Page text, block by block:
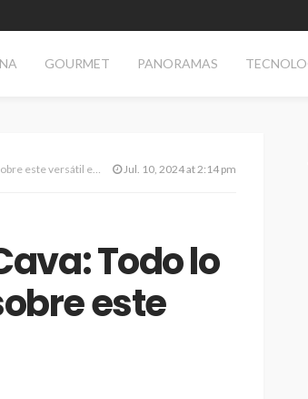
GOURMET PANORAMAS
versátil espumoso Jul. 10, 2024 at 2:14 pm
Todo lo
este